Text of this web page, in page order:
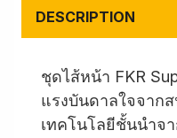
DESCRIPTION
ชุดไส้หน้า FKR
แรงบันดาลใจจาก
เทคโนโลยีชั้นนำจ